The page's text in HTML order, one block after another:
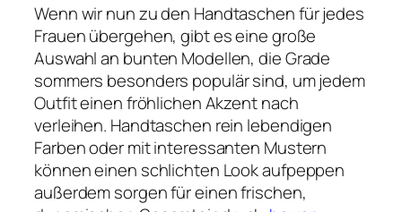
Wenn wir nun zu den Handtaschen für jedes
Frauen übergehen, gibt es eine große
Auswahl an bunten Modellen, die Grade
sommers besonders populär sind, um jedem
Outfit einen fröhlichen Akzent nach
verleihen. Handtaschen rein lebendigen
Farben oder mit interessanten Mustern
können einen schlichten Look aufpeppen
außerdem sorgen für einen frischen,